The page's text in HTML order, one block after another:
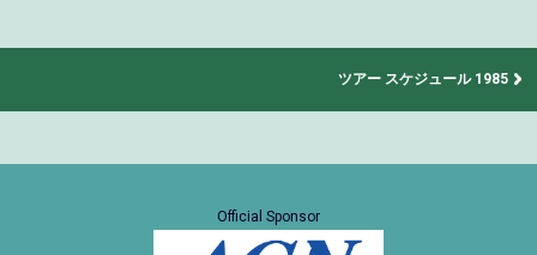
ツアー スケジュール 1985
Official Sponsor